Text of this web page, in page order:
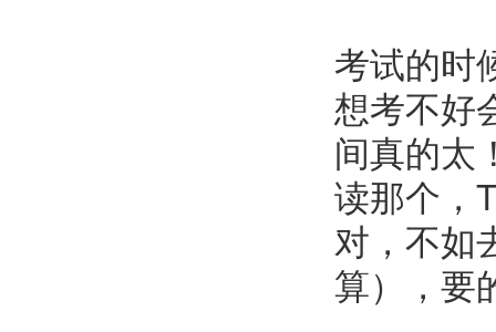
考试的时
想考不好
间真的太
读那个，
对，不如
算），要